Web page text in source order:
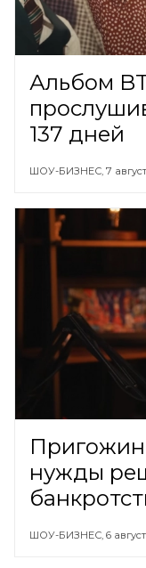
Альбом
137 дней
ШОУ-БИЗНЕС, 7
нужды
ШОУ-БИЗНЕС, 6